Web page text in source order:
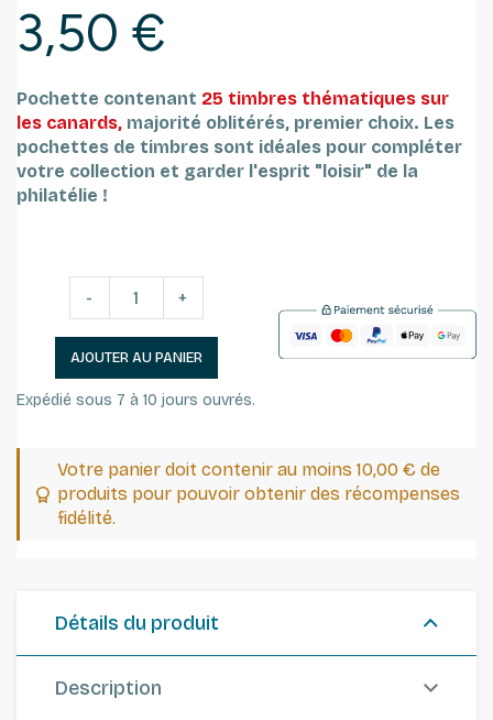
3,50 €
Pochette contenant 25 timbres thématiques sur
les canards, majorité oblitérés, premier choix. Les
pochettes de timbres sont idéales pour compléter
votre collection et garder l'esprit "loisir" de la
philatélie !
- +
AJOUTER AU PANIER
Expédié sous 7 à 10 jours ouvrés.
Votre panier doit contenir au moins 10,00 € de
produits pour pouvoir obtenir des récompenses
fidélité.
Détails du produit
Description